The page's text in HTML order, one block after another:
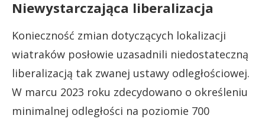
Niewystarczająca liberalizacja
Konieczność zmian dotyczących lokalizacji
wiatraków posłowie uzasadnili niedostateczną
liberalizacją tak zwanej ustawy odległościowej.
W marcu 2023 roku zdecydowano o określeniu
minimalnej odległości na poziomie 700